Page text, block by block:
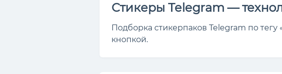
Стикеры Telegram —
Подборка стикерпаков Telegram по
кнопкой.